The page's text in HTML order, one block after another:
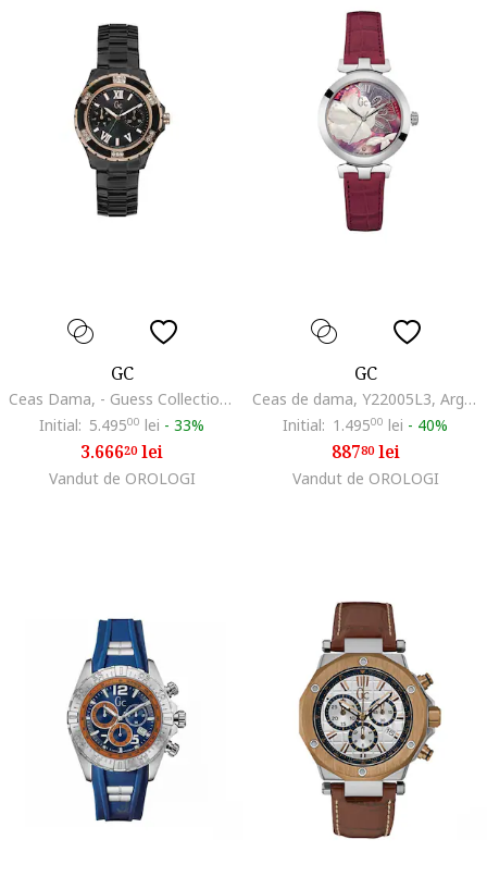
GC
Ceas Dama, - Guess Collection, Sport Class 813039745, Auriu/Negru
Initial: 5.49500 lei - 33%
3.66620lei
Vandut de OROLOGI
GC
Ceas de dama, Y22005L3, Argintiu
Initial: 1.49500 lei - 40%
88780lei
Vandut de OROLOGI